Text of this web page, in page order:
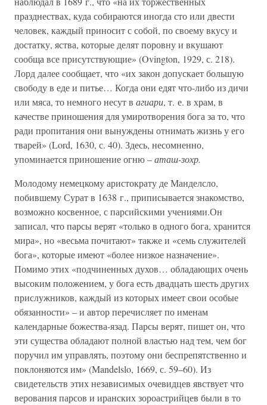
празднествах, куда собираются иногда сто или двести
человек, каждый приносит с собой, по своему вкусу и
достатку, яства, которые делят поровну и вкушают
сообща все присутствующие» (Ovington, 1929, с. 218).
Лорд далее сообщает, что «их закон допускает большую
свободу в еде и питье… Когда они едят что-либо из дичи
или мяса, то немного несут в агиари, т. е. в храм, в
качестве приношения для умиротворения бога за то, что
ради пропитания они вынуждены отнимать жизнь у его
тварей» (Lord, 1630, с. 40). Здесь, несомненно,
упоминается приношение огню –аташ-зохр.
Молодому немецкому аристократу де Манделсло,
побившему Сурат в 1638 г., приписывается знакомство,
возможно косвенное, с парсийскими учениями.Он
записал, что парсы верят «только в одного бога, хранится
мира», но «весьма почитают» также и «семь служителей
бога», которые имеют «более низкое назначение».
Помимо этих «подчиненных духов… обладающих очень
высоким положением, у бога есть двадцать шесть других
прислужников, каждый из которых имеет свои особые
обязанности» – и автор перечисляет по именам
календарные божества-язад. Парсы верят, пишет он, что
эти существа обладают полной властью над тем, чем бог
поручил им управлять, поэтому они беспрепятственно и
поклоняются им» (Mandelslo, 1669, с. 59–60). Из
свидетельств этих независимых очевидцев явствует что
верования парсов и иранских зороастрийцев были в то